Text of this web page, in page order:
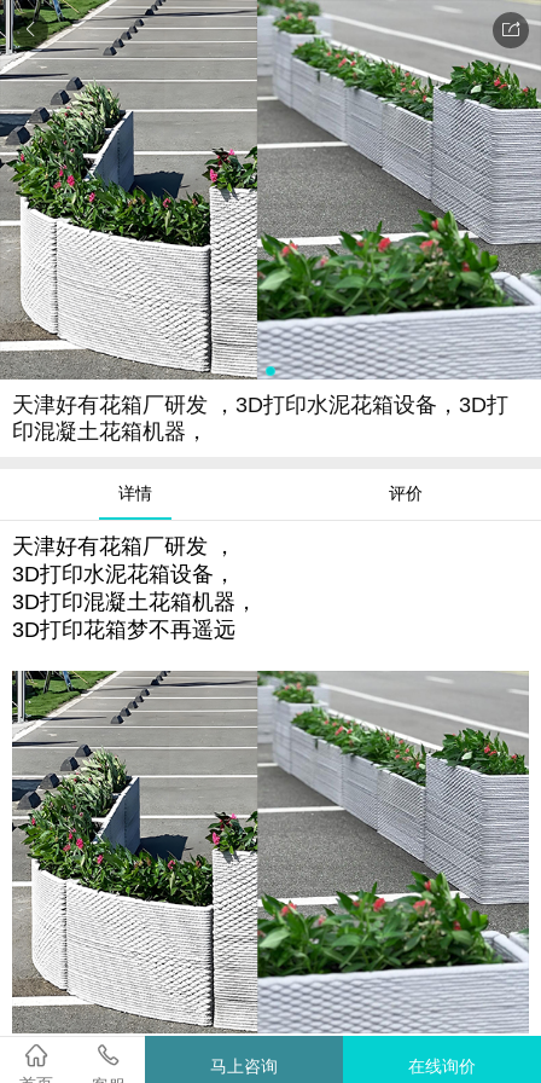
 
天津好有花箱厂研发 ，3D打印水泥花箱设备，3D打
印混凝土花箱机器，
详情 评价
天津好有花箱厂研发 ，
3D打印水泥花箱设备，
3D打印混凝土花箱机器，
3D打印花箱梦不再遥远
  马上咨询 在线询价